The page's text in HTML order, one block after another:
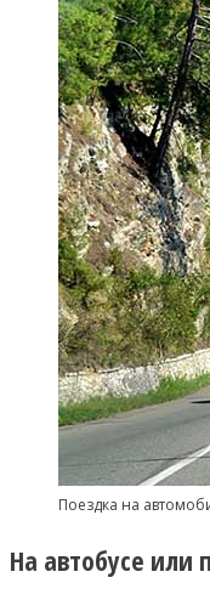
Поездка на
На автобусе или